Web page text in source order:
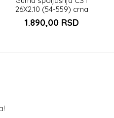
26X2.10 (54-559) crna
1.890,00 RSD